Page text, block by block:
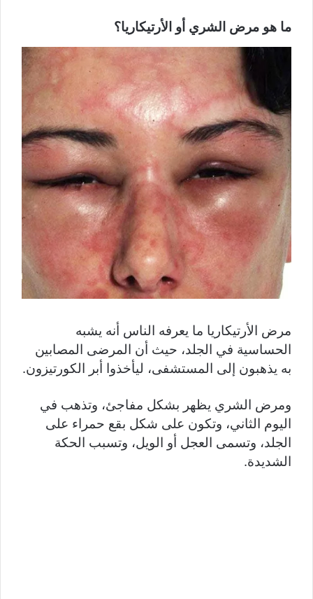
ما هو مرض الشري أو الأرتيكاريا؟
مرض الأرتيكاريا ما يعرفه الناس أنه يشبه
الحساسية في الجلد، حيث أن المرضى المصابين
به يذهبون إلى المستشفى، ليأخذوا أبر الكورتيزون.
ومرض الشري يظهر بشكل مفاجئ، وتذهب في
اليوم الثاني، وتكون على شكل بقع حمراء على
الجلد، وتسمى العجل أو الويل، وتسبب الحكة
الشديدة.